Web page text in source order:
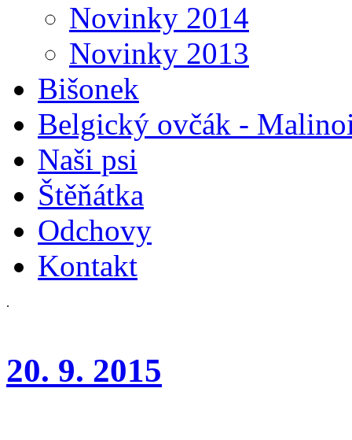
Novinky 2014
Novinky 2013
Bišonek
Belgický ovčák -
Naši psi
Štěňátka
Odchovy
Kontakt
.
20. 9. 2015